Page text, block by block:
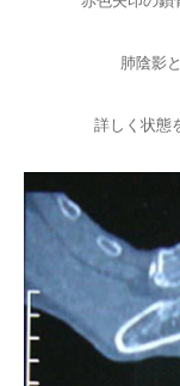
肺陰影
詳しく状態